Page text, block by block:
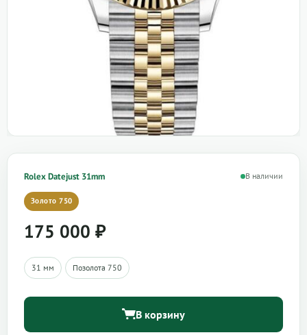
Rolex Datejust 31mm В наличии
Золото 750
175 000 ₽
31 мм Позолота 750
В корзину